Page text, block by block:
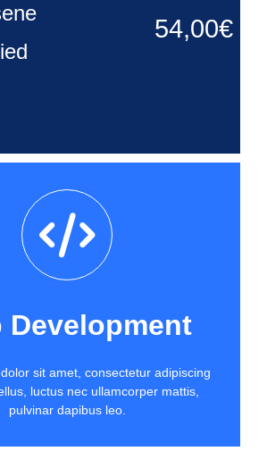
54,00€
Development
sit amet, consectetur adipiscing
luctus nec ullamcorper mattis,
pulvinar dapibus leo.